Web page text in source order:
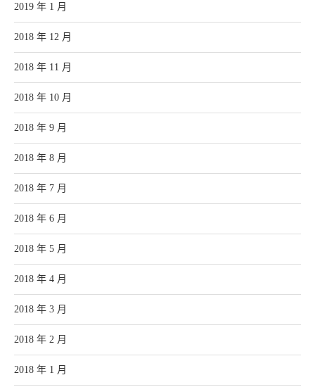
2019 年 1 月
2018 年 12 月
2018 年 11 月
2018 年 10 月
2018 年 9 月
2018 年 8 月
2018 年 7 月
2018 年 6 月
2018 年 5 月
2018 年 4 月
2018 年 3 月
2018 年 2 月
2018 年 1 月